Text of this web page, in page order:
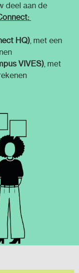
deel aan de
:
HQ), met een
VIVES), met